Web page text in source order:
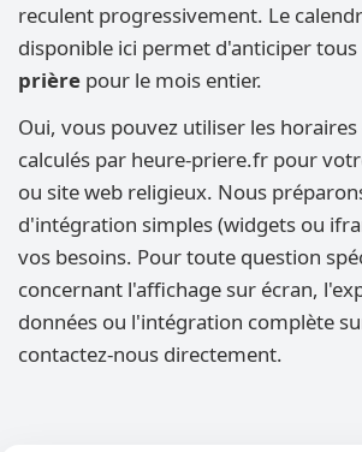
reculent progressivement. Le
disponible ici permet d'anticiper tous
prière pour le mois entier.
Oui, vous pouvez utiliser les
calculés par heure-priere.fr pour
ou site web religieux. Nous
d'intégration simples (widgets ou
vos besoins. Pour toute question
concernant l'affichage sur écran,
données ou l'intégration complète
contactez-nous directement.